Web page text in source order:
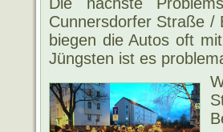
Cunnersdorfer Straße /
biegen die Autos oft
Jüngsten ist es